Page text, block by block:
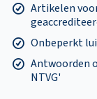
Artikelen
Onbeperkt
Antwoorden
NTVG'